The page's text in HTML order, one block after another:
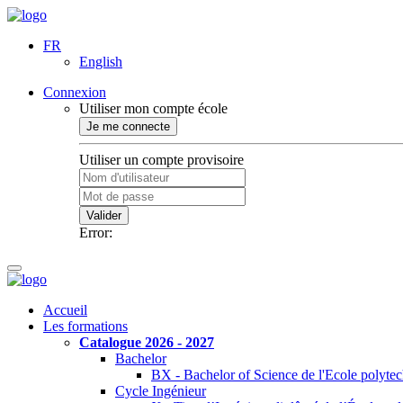
FR
English
Connexion
Utiliser mon compte école
Je me connecte
Utiliser un compte provisoire
Valider
Error:
Accueil
Les formations
Catalogue 2026 - 2027
Bachelor
BX - Bachelor of Science de l'Ecole
Cycle Ingénieur